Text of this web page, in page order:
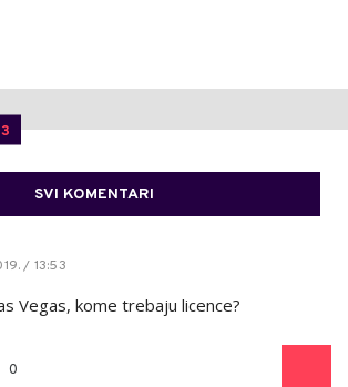
3
SVI KOMENTARI
/ 13:53
Vegas, kome trebaju licence?
0